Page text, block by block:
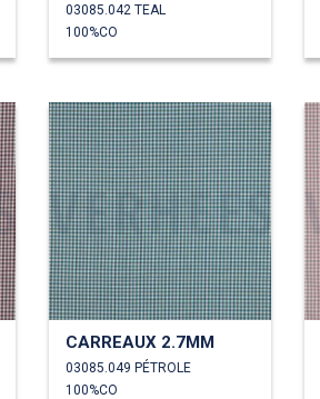
03085.042 TEAL
100%CO
CARREAUX 2.7MM
03085.049 PÉTROLE
100%CO